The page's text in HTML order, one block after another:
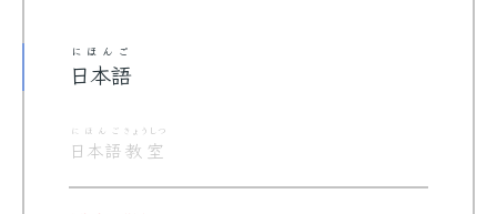
日本語
にほんご
日本語
にほんご
教室
きょうしつ